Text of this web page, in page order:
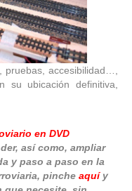
pruebas, accesibilidad…,
su ubicación definitiva,
en DVD
así como, ampliar
y paso a paso en la
pinche aquí y